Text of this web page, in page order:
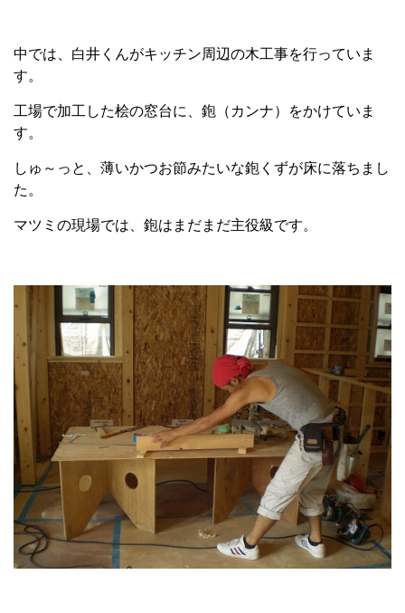
中では、白井くんがキッチン周辺の木工事を行っていま
す。
工場で加工した桧の窓台に、鉋（カンナ）をかけていま
す。
しゅ～っと、薄いかつお節みたいな鉋くずが床に落ちまし
た。
マツミの現場では、鉋はまだまだ主役級です。